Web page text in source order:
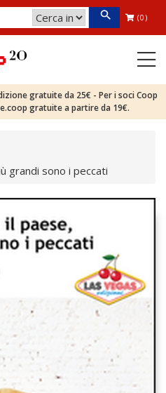
(0)
gratuite da 25€ - Per i soci Coop
gratuite a partire da 19€.
grandi sono i peccati